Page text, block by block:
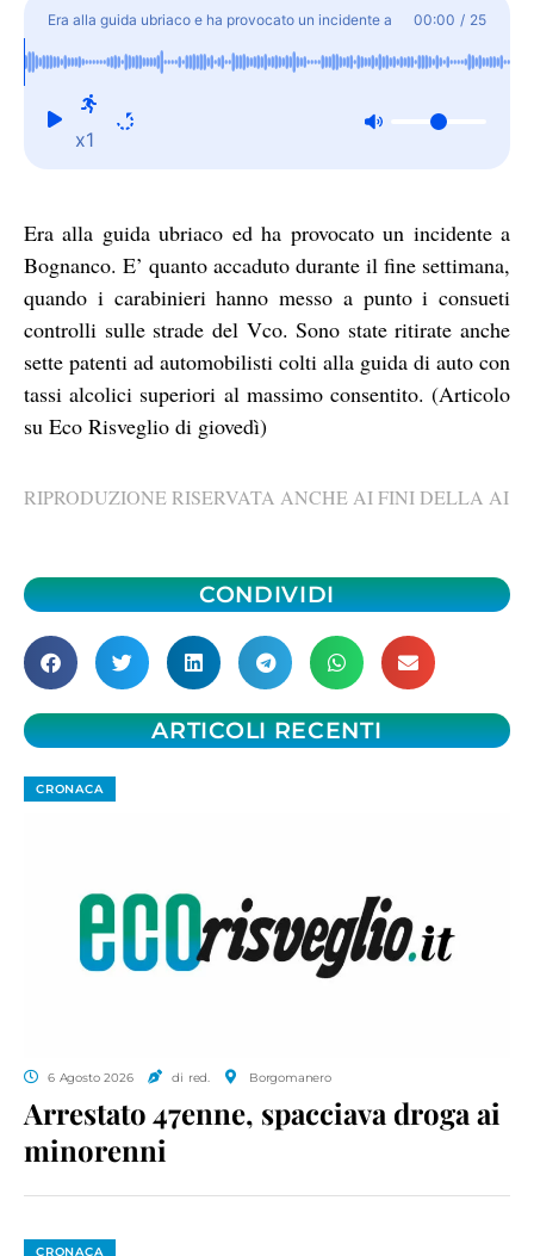
Era alla guida ubriaco e ha provocato un incidente a
Bognanco
00:00 / 25
x1
Era alla guida ubriaco ed ha provocato un incidente a
Bognanco. E’ quanto accaduto durante il fine settimana,
quando i carabinieri hanno messo a punto i consueti
controlli sulle strade del Vco. Sono state ritirate anche
sette patenti ad automobilisti colti alla guida di auto con
tassi alcolici superiori al massimo consentito. (Articolo
su Eco Risveglio di giovedì)
RIPRODUZIONE RISERVATA ANCHE AI FINI DELLA AI
CONDIVIDI
ARTICOLI RECENTI
CRONACA
6 Agosto 2026 di red. Borgomanero
Arrestato 47enne, spacciava droga ai
minorenni
CRONACA